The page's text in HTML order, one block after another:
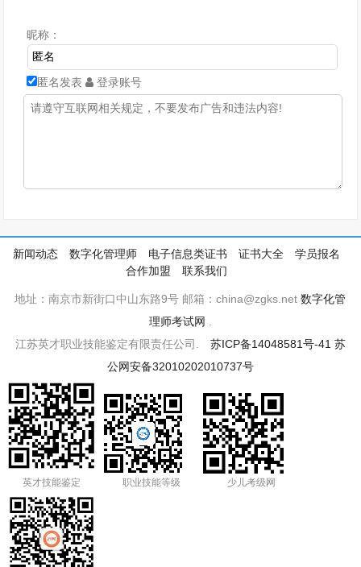
昵称：
匿名发表 登录账号
新闻动态 数字化管理师 电子信息类证书 证书大全
学员报名
合作加盟
联系我们
地址：南京市新街口中山东路9号 邮箱：china@zgks.net数字化管
理师考试网
江苏英才职业技能鉴定有限责任公司. 苏ICP备14048581号-41 苏
公网安备32010202010737号
英才技能鉴定 职业技能等级 少儿考级网